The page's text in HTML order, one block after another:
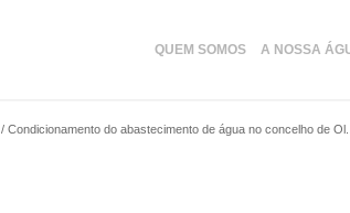
QUEM SOMOS A NOSSA
Condicionamento do abastecimento de água no concelho de Ol...